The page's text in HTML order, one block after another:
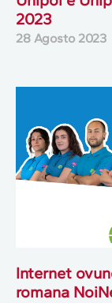
2023
28 Agosto 2023
Internet
romana